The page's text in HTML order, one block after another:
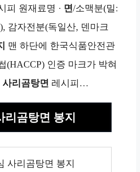
피 원재료명 · 면/소맥분(밀:
감자전분(독일산, 덴마크
맨 하단에 한국식품안전관
(HACCP) 인증 마크가 박혀
사리곰탕면 레시피…
리곰탕면 봉지
사리곰탕면 봉지